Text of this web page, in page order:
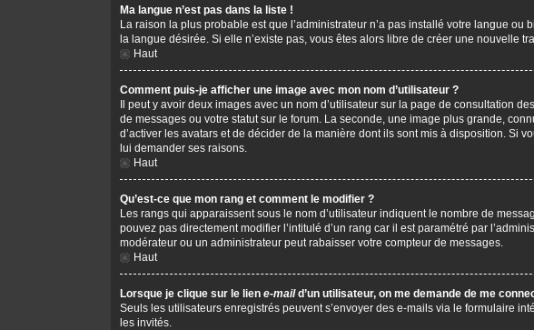
Ma langue n’est pas dans la liste !
La raison la plus probable est que l’administrateur n’a pas installé votre langue
la langue désirée. Si elle n’existe pas, vous êtes alors libre de créer une nouvelle
Haut
Comment puis-je afficher une image avec mon nom d’utilisateur ?
Il peut y avoir deux images avec un nom d’utilisateur sur la page de consultation
de messages ou votre statut sur le forum. La seconde, une image plus grande,
d’activer les avatars et de décider de la manière dont ils sont mis à disposition. Si
lui demander ses raisons.
Haut
Qu’est-ce que mon rang et comment le modifier ?
Les rangs qui apparaissent sous le nom d’utilisateur indiquent le nombre de
pouvez pas directement modifier l’intitulé d’un rang car il est paramétré par
modérateur ou un administrateur peut rabaisser votre compteur de messages.
Haut
Lorsque je clique sur le lien e-maild’un utilisateur, on me demande de me
Seuls les utilisateurs enregistrés peuvent s’envoyer des e-mails via le formulaire
les invités.